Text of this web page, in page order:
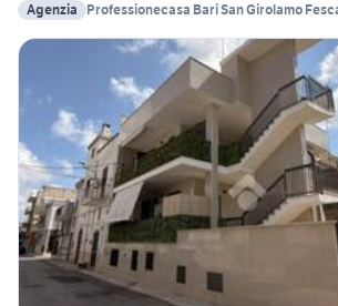
Agenzia
Professionecasa Bari San Girolamo